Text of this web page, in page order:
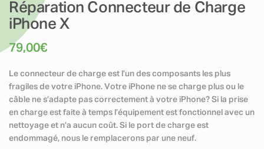
Réparation Connecteur de Charge
iPhone X
79,00€
Le connecteur de charge est l’un des composants les plus
fragiles de votre iPhone. Votre iPhone ne se charge plus ou le
câble ne s’adapte pas correctement à votre iPhone? Si la prise
en charge est faite à temps l’équipement est fonctionnel avec un
nettoyage et n’a aucun coût. Si le port de charge est
endommagé, nous le remplacerons par une neuf.